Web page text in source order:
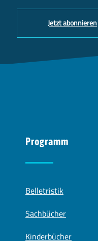
Jetzt abonnieren
Programm
Belletristik
Sachbücher
Kinderbücher